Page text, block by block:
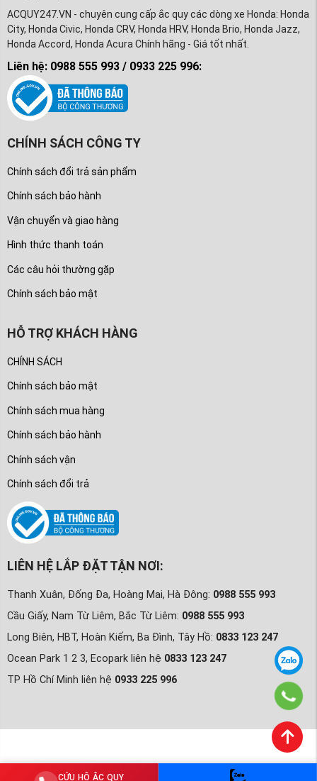
ACQUY247.VN - chuyên cung cấp ắc quy các dòng xe Honda: Honda
City, Honda Civic, Honda CRV, Honda HRV, Honda Brio, Honda Jazz,
Honda Accord, Honda Acura Chính hãng - Giá tốt nhất.
Liên hệ: 0988 555 993 / 0933 225 996:
CHÍNH SÁCH CÔNG TY
Chính sách đổi trả sản phẩm
Chính sách bảo hành
Vận chuyển và giao hàng
Hình thức thanh toán
Các câu hỏi thường gặp
Chính sách bảo mật
HỖ TRỢ KHÁCH HÀNG
CHÍNH SÁCH
Chính sách bảo mật
Chính sách mua hàng
Chính sách bảo hành
Chính sách vận
Chính sách đổi trả
LIÊN HỆ LẮP ĐẶT TẬN NƠI:
Thanh Xuân, Đống Đa, Hoàng Mai, Hà Đông: 0988 555 993
Cầu Giấy, Nam Từ Liêm, Bắc Từ Liêm: 0988 555 993
Long Biên, HBT, Hoàn Kiếm, Ba Đình, Tây Hồ: 0833 123 247
Ocean Park 1 2 3, Ecopark liên hệ 0833 123 247
TP Hồ Chí Minh liên hệ 0933 225 996
CỨU HỘ ẮC QUY